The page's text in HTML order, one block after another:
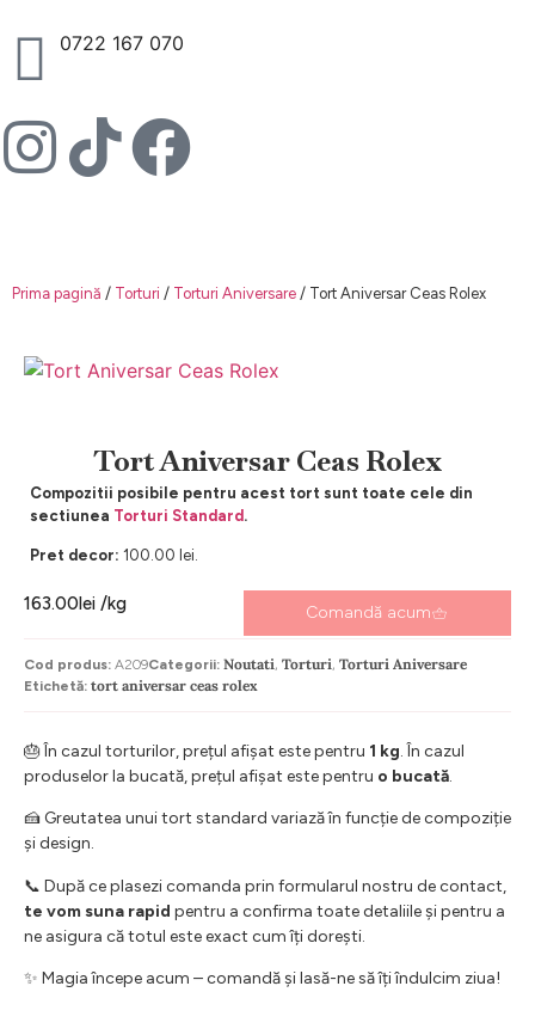
0722 167 070
Prima pagină / Torturi / Torturi Aniversare / Tort Aniversar Ceas Rolex
Tort Aniversar Ceas Rolex
Compozitii posibile pentru acest tort sunt toate cele din
sectiunea Torturi Standard .
Pret decor: 100.00 lei.
163.00lei /kg Comandă acum
Cod produs: A209Categorii: Noutati, Torturi, Torturi Aniversare
Etichetă: tort aniversar ceas rolex
🎂 În cazul torturilor, prețul afișat este pentru 1 kg. În cazul
produselor la bucată, prețul afișat este pentru o bucată.
🍰 Greutatea unui tort standard variază în funcție de compoziție
și design.
📞 După ce plasezi comanda prin formularul nostru de contact,
te vom suna rapid pentru a confirma toate detaliile și pentru a
ne asigura că totul este exact cum îți dorești.
✨ Magia începe acum – comandă și lasă-ne să îți îndulcim ziua!